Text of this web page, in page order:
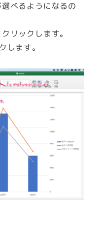
べるようになるの
リックします。
します。